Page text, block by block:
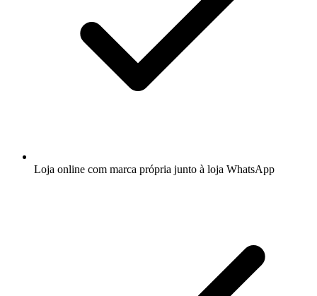
Loja online com marca própria junto à loja WhatsApp